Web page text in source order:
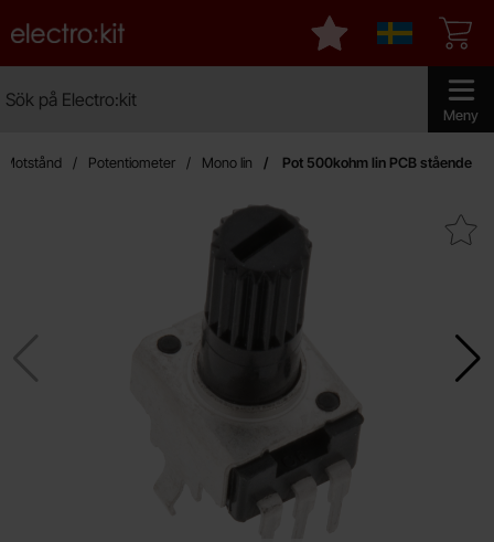
Meny
Startsidan för Electro:kit
Sverige
Mina favoriter
Motstånd Potentiometer Mono lin Pot 500kohm lin PCB stående
Makera pot 500kohm lin